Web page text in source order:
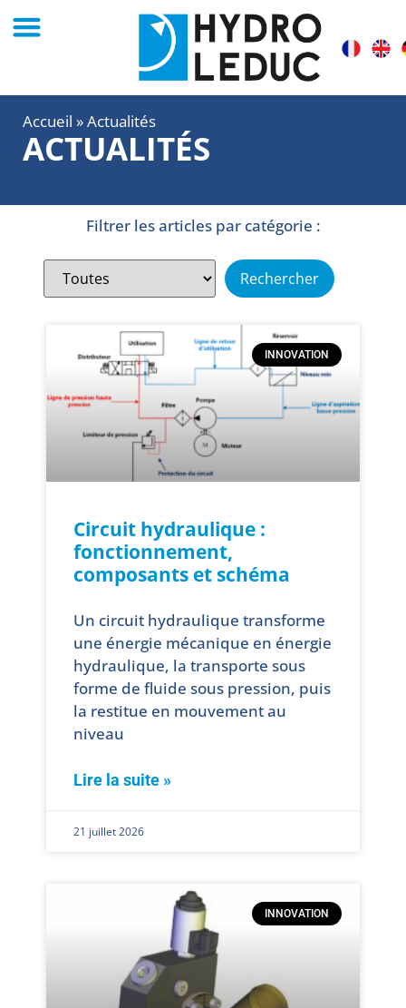
Accueil »Actualités
ACTUALITÉS
Filtrer les articles par catégorie :
INNOVATION
Circuit hydraulique :
fonctionnement,
composants et schéma
Un circuit hydraulique transforme
une énergie mécanique en énergie
hydraulique, la transporte sous
forme de fluide sous pression, puis
la restitue en mouvement au
niveau
Lire la suite »
21 juillet 2026
INNOVATION